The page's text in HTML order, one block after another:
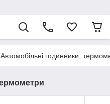
Автомобільні годинники,